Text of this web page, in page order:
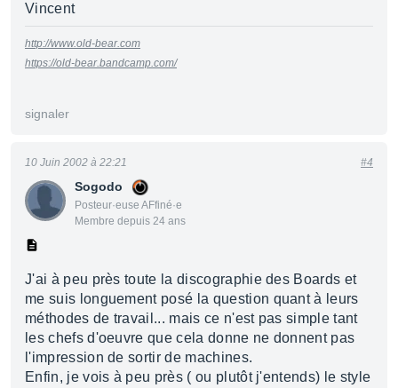
Vincent
http://www.old-bear.com
https://old-bear.bandcamp.com/
signaler
Sogodo
Posteur·euse AFfiné·e
Membre depuis 24 ans
10 Juin 2002 à 22:21 #4
J'ai à peu près toute la discographie des Boards et
me suis longuement posé la question quant à leurs
méthodes de travail... mais ce n'est pas simple tant
les chefs d'oeuvre que cela donne ne donnent pas
l'impression de sortir de machines.
Enfin, je vois à peu près ( ou plutôt j'entends) le style